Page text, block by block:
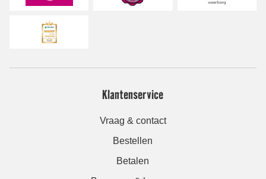
Klantenservice
Vraag & contact
Bestellen
Betalen